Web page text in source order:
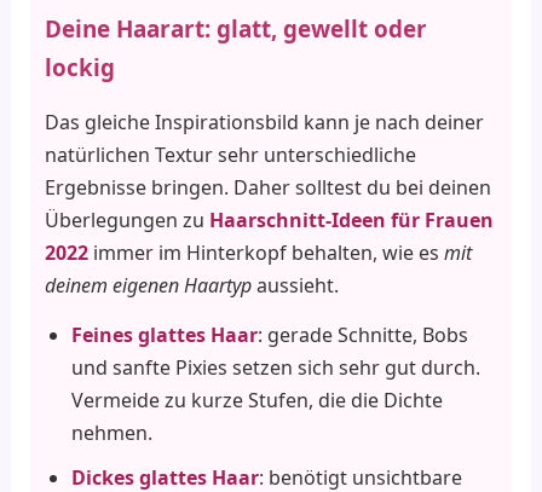
Deine Haarart: glatt, gewellt oder
lockig
Das gleiche Inspirationsbild kann je nach deiner
natürlichen Textur sehr unterschiedliche
Ergebnisse bringen. Daher solltest du bei deinen
Überlegungen zu Haarschnitt-Ideen für Frauen
2022 immer im Hinterkopf behalten, wie esmit
deinem eigenen Haartypaussieht.
Feines glattes Haar: gerade Schnitte, Bobs
und sanfte Pixies setzen sich sehr gut durch.
Vermeide zu kurze Stufen, die die Dichte
nehmen.
Dickes glattes Haar: benötigt unsichtbare